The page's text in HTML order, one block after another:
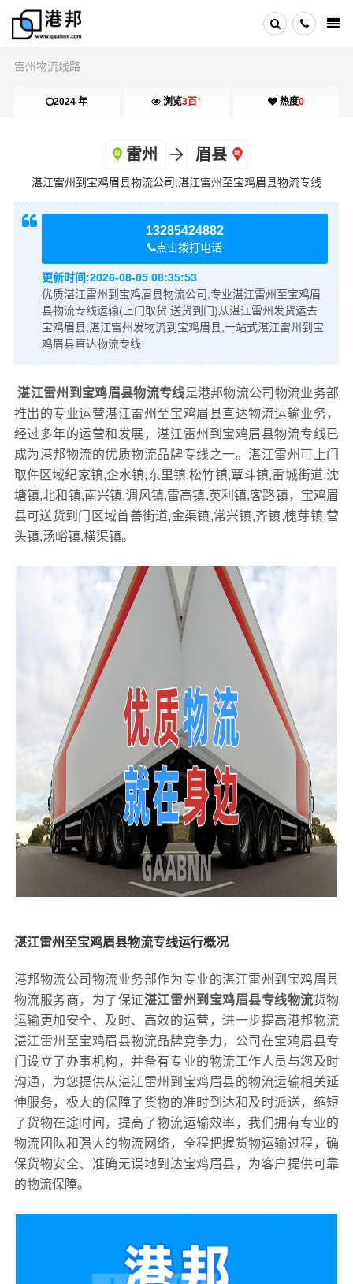
雷州物流线路
2024 年 浏览3百+ 热度0
雷州 眉县
湛江雷州到宝鸡眉县物流公司,湛江雷州至宝鸡眉县物流专线
13285424882
点击拨打电话
更新时间:2026-08-05 08:35:53
优质湛江雷州到宝鸡眉县物流公司,专业湛江雷州至宝鸡眉
县物流专线运输(上门取货 送货到门)从湛江雷州发货运去
宝鸡眉县,湛江雷州发物流到宝鸡眉县,一站式湛江雷州到宝
鸡眉县直达物流专线
湛江雷州到宝鸡眉县物流专线是港邦物流公司物流业务部
推出的专业运营湛江雷州至宝鸡眉县直达物流运输业务，
经过多年的运营和发展，湛江雷州到宝鸡眉县物流专线已
成为港邦物流的优质物流品牌专线之一。湛江雷州可上门
取件区域纪家镇,企水镇,东里镇,松竹镇,覃斗镇,雷城街道,沈
塘镇,北和镇,南兴镇,调风镇,雷高镇,英利镇,客路镇，宝鸡眉
县可送货到门区域首善街道,金渠镇,常兴镇,齐镇,槐芽镇,营
头镇,汤峪镇,横渠镇。
湛江雷州至宝鸡眉县物流专线运行概况
港邦物流公司物流业务部作为专业的湛江雷州到宝鸡眉县
物流服务商，为了保证湛江雷州到宝鸡眉县专线物流货物
运输更加安全、及时、高效的运营，进一步提高港邦物流
湛江雷州至宝鸡眉县物流品牌竞争力，公司在宝鸡眉县专
门设立了办事机构，并备有专业的物流工作人员与您及时
沟通，为您提供从湛江雷州到宝鸡眉县的物流运输相关延
伸服务，极大的保障了货物的准时到达和及时派送，缩短
了货物在途时间，提高了物流运输效率，我们拥有专业的
物流团队和强大的物流网络，全程把握货物运输过程，确
保货物安全、准确无误地到达宝鸡眉县，为客户提供可靠
的物流保障。